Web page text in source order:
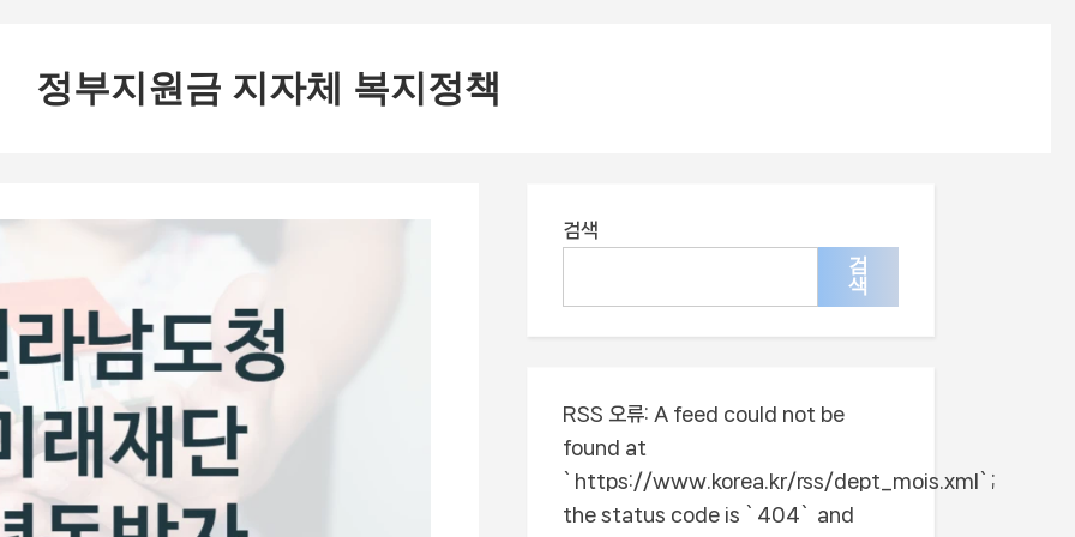
정부지원금 지자체 복지정책
검색
검
색
RSS 오류: A feed could not be
found at
`https://www.korea.kr/rss/dept_mois.xml`;
the status code is `404` and